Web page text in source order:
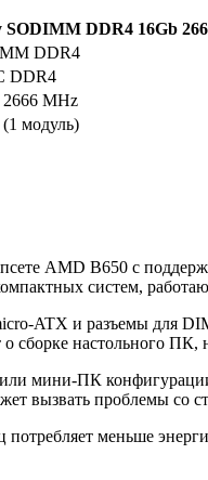
SODIMM DDR4 16Gb
DDR4
DDR4
MHz
модуль)
AMD B650 с
систем,
ATX и разъемы для
сборке настольного
мини-ПК
вызвать проблемы со
меньше